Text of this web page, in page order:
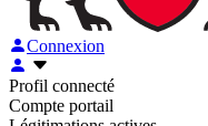
Connexion
Profil connecté
Compte portail